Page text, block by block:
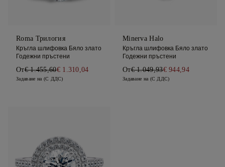
Roma Трилогия
Кръгла шлифовка Бяло злато
Годежни пръстени
От€ 1.455,60€ 1.310,04
Задаване на (С ДДС)
Minerva Halo
Кръгла шлифовка Бяло злато
Годежни пръстени
От€ 1.049,93€ 944,94
Задаване на (С ДДС)